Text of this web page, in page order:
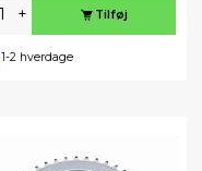
+ Tilføj
1-2 hverdage